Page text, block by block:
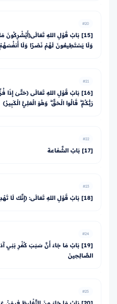
#20
وَلَا يَسْتَطِيعُونَ لَهُمْ نَصْرًا وَلَا
#21
[16] بَابُ قَوْلِ اللهِ تَعَالَى ﴿حَتَّىٰ إِذَا
رَبُّكُمْ ۖ قَالُوا الْحَقَّ ۖ وَهُوَ الْعَلِيُّ الْكَبِيرُ﴾
#22
[17] بَابُ الشَّفاعة
#23
[18] بَابُ قَوْلِ اللهِ تَعَالَى: ﴿إِنَّكَ لَا تَهْدِي مَنْ أَحْبَبْتَ﴾الآية
#24
[19] بَابُ مَا جَاءَ أَنَّ سَبَبَ كُفْرِ بَنِي
الصَّالِحِينَ
#25